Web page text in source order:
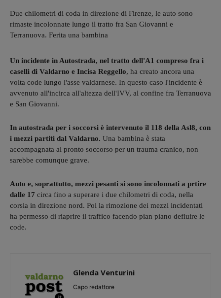
Due chilometri di coda in direzione di Firenze, le auto sono
rimaste incolonnate lungo il tratto fra San Giovanni e
Terranuova. Ferita una bambina
Un incidente in Autostrada, nel tratto dell'A1 compreso fra i
caselli di Valdarno e Incisa Reggello, ha creato ancora una
volta code lungo l'asse valdarnese. In questo caso l'incidente è
avvenuto all'incirca all'altezza dell'IVV, al confine fra Terranuova
e San Giovanni.
In autostrada per i soccorsi è intervenuto il 118 della Asl8, con
i mezzi partiti dal Valdarno. Una bambina è stata
accompagnata al pronto soccorso per un trauma cranico, non
sarebbe comunque grave.
Auto e, soprattutto, mezzi pesanti si sono incolonnati a prtire
dalle 17 circa fino a superare i due chilometri di coda, nella
corsia in direzione nord. Poi la rimozione dei mezzi incidentati
ha permesso di riaprire il traffico facendo pian piano defluire le
code.
Glenda Venturini
Capo redattore